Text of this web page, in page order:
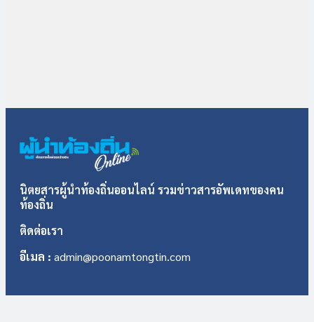
นิตยสารผู้นำท้องถิ่นออนไลน์ รวมข่าวสารอัพเดทของคน
ท้องถิ่น
ติดต่อเรา
อีเมล : admin@poonamtongtin.com